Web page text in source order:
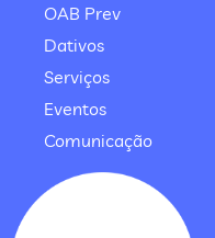
OAB Prev
Dativos
Serviços
Eventos
Comunicação